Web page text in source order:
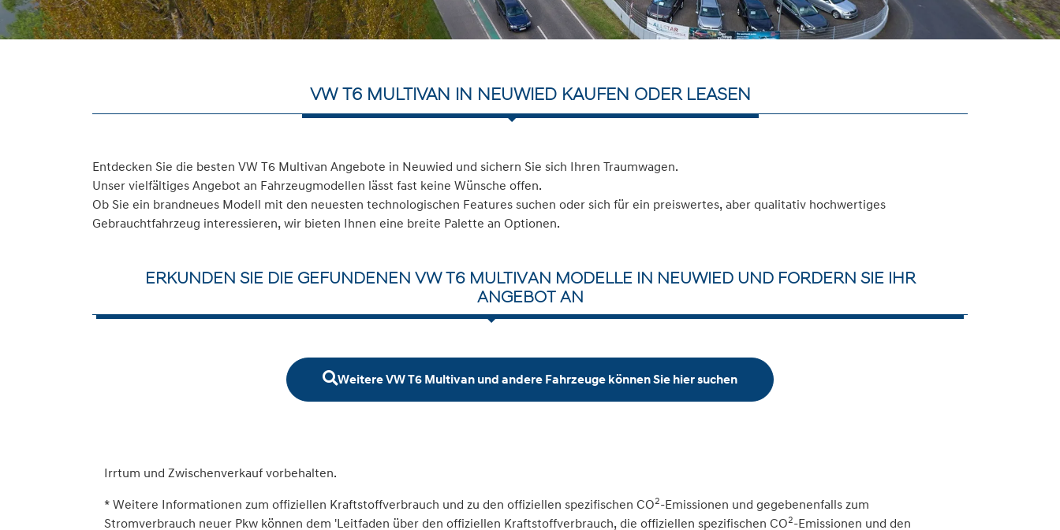
VW T6 MULTIVAN IN NEUWIED KAUFEN ODER LEASEN
Entdecken Sie die besten VW T6 Multivan Angebote in Neuwied und sichern Sie sich Ihren Traumwagen.
Unser vielfältiges Angebot an Fahrzeugmodellen lässt fast keine Wünsche offen.
Ob Sie ein brandneues Modell mit den neuesten technologischen Features suchen oder sich für ein preiswertes, aber qualitativ hochwertiges
Gebrauchtfahrzeug interessieren, wir bieten Ihnen eine breite Palette an Optionen.
ERKUNDEN SIE DIE GEFUNDENEN VW T6 MULTIVAN MODELLE IN NEUWIED UND FORDERN SIE IHR
ANGEBOT AN
Weitere VW T6 Multivan und andere Fahrzeuge können Sie hier suchen
Irrtum und Zwischenverkauf vorbehalten.
* Weitere Informationen zum offiziellen Kraftstoffverbrauch und zu den offiziellen spezifischen CO2-Emissionen und gegebenenfalls zum
Stromverbrauch neuer Pkw können dem 'Leitfaden über den offiziellen Kraftstoffverbrauch, die offiziellen spezifischen CO2-Emissionen und den